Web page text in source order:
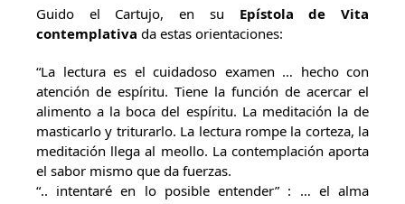
Guido el Cartujo, en su Epístola de Vita
contemplativa da estas orientaciones:
“La lectura es el cuidadoso examen … hecho con
atención de espíritu. Tiene la función de acercar el
alimento a la boca del espíritu. La meditación la de
masticarlo y triturarlo. La lectura rompe la corteza, la
meditación llega al meollo. La contemplación aporta
el sabor mismo que da fuerzas.
“.. intentaré en lo posible entender” : … el alma